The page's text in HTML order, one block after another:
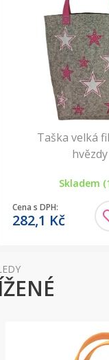
Taška velká
hvězdy
Skladem
Cena s DPH:
282,1 Kč